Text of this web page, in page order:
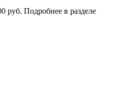
руб. Подробнее в разделе